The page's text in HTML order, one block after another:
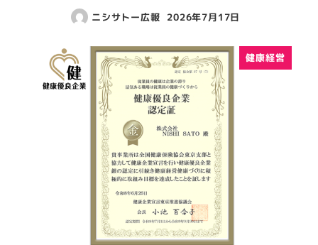
ニシサトー広報 2026年7月17日
健康経営